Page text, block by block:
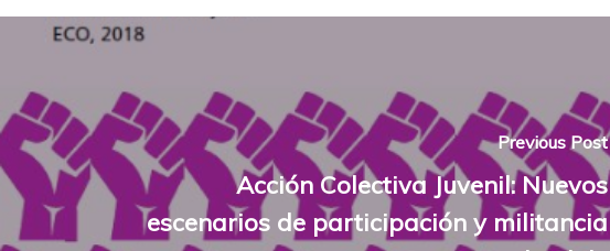
Previous Post
Acción Colectiva Juvenil: Nuevos
escenarios de participación y militancia